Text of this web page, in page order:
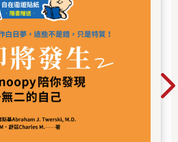
）。就像一位揚帆前進的水
著神駒般的船隻隨波浪奔騰─船
哼唱聲合為一體，有如血液般在他
畫布上揮灑顏色的畫家，看著色彩
的作品就這麼在眼前誕生，讓創作
次和孩子相視而笑的新手父親。這
時，歷經納粹集中營的生還者和從